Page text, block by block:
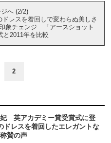
へ (2/2)
レスを着回しで変わらぬ美しさ
象チェンジ 「アースショット
と2011年を比較
2
英アカデミー賞受賞式に登
レスを着回したエレガントな
賛の声